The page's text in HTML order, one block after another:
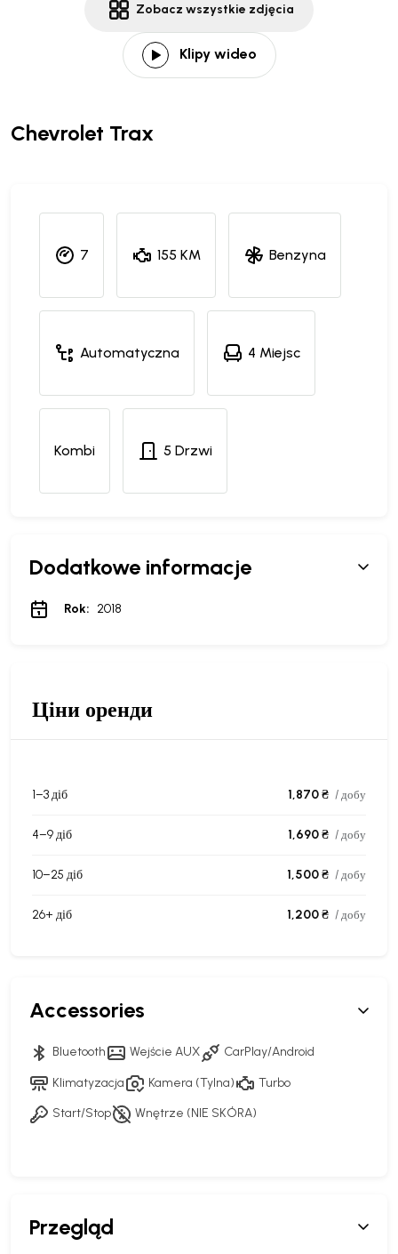
Zobacz wszystkie zdjęcia
Klipy wideo
Chevrolet Trax
7 155 KM Benzyna
Automatyczna 4 Miejsc
Kombi 5 Drzwi
Dodatkowe informacje
Rok: 2018
Ціни оренди
1–3 діб 1,870 ₴ / добу
4–9 діб 1,690 ₴ / добу
10–25 діб 1,500 ₴ / добу
26+ діб 1,200 ₴ / добу
Accessories
Bluetooth Wejście AUX CarPlay/Android
Klimatyzacja Kamera (Tylna) Turbo
Start/Stop Wnętrze (NIE SKÓRA)
Przegląd